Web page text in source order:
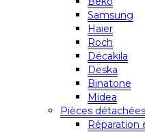
Samsung
Haier
Roch
Décakila
Deska
Binatone
Midea
Pièces détachées
Réparation